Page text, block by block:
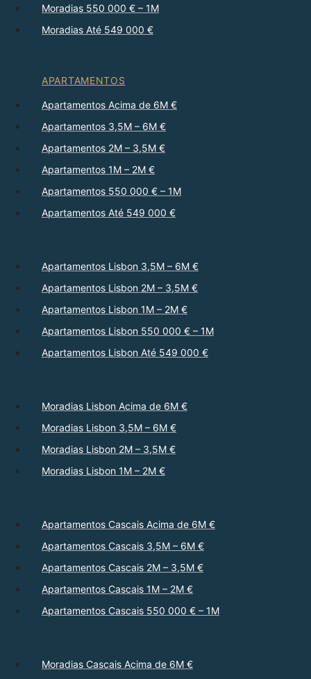
Moradias 550 000 € – 1M
Moradias Até 549 000 €
APARTAMENTOS
Apartamentos Acima de 6M €
Apartamentos 3,5M – 6M €
Apartamentos 2M – 3,5M €
Apartamentos 1M – 2M €
Apartamentos 550 000 € – 1M
Apartamentos Até 549 000 €
Apartamentos Lisbon 3,5M – 6M €
Apartamentos Lisbon 2M – 3,5M €
Apartamentos Lisbon 1M – 2M €
Apartamentos Lisbon 550 000 € – 1M
Apartamentos Lisbon Até 549 000 €
Moradias Lisbon Acima de 6M €
Moradias Lisbon 3,5M – 6M €
Moradias Lisbon 2M – 3,5M €
Moradias Lisbon 1M – 2M €
Apartamentos Cascais Acima de 6M €
Apartamentos Cascais 3,5M – 6M €
Apartamentos Cascais 2M – 3,5M €
Apartamentos Cascais 1M – 2M €
Apartamentos Cascais 550 000 € – 1M
Moradias Cascais Acima de 6M €